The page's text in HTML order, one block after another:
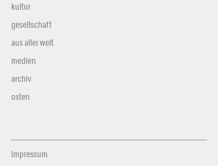
kultur
gesellschaft
aus aller welt
medien
archiv
osten
impressum